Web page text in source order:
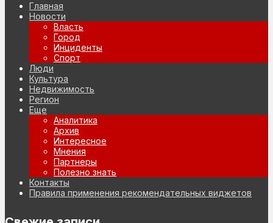
Главная
Новости
Власть
Город
Инциденты
Спорт
Люди
Культура
Недвижимость
Регион
Еще
Аналитика
Архив
Интересное
Мнения
Партнеры
Полезно знать
Контакты
Правила применения рекомендательных виджетов